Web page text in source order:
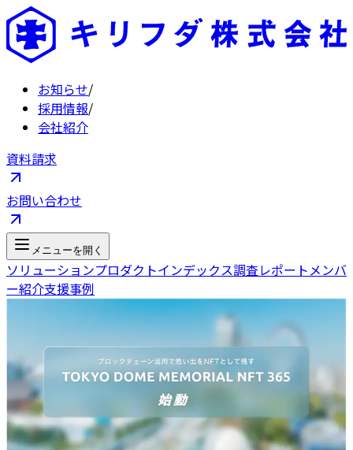
お知らせ/
採用情報/
会社紹介
資料請求
お問い合わせ
メニューを開く
ソリューションプロダクトインデックス調査レポートメンバ
ー紹介支援事例